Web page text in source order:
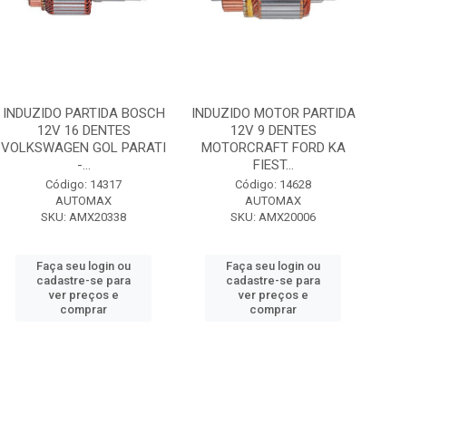
INDUZIDO PARTIDA BOSCH
12V 16 DENTES
VOLKSWAGEN GOL PARATI
-...
Código: 14317
AUTOMAX
SKU: AMX20338
Faça seu login ou
cadastre-se para
ver preços e
comprar
INDUZIDO MOTOR PARTIDA
12V 9 DENTES
MOTORCRAFT FORD KA
FIEST...
Código: 14628
AUTOMAX
SKU: AMX20006
Faça seu login ou
cadastre-se para
ver preços e
comprar